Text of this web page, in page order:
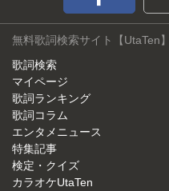
無料歌詞検索サイト【UtaTen】
歌詞検索
マイページ
歌詞ランキング
歌詞コラム
エンタメニュース
特集記事
検定・クイズ
カラオケUtaTen